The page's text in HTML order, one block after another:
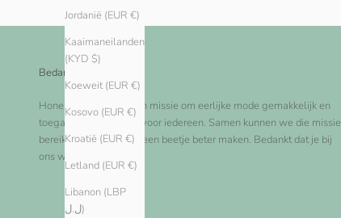
Jordanië (EUR €)
Kaaimaneilanden
(KYD $)
Koeweit (EUR €)
Kosovo (EUR €)
Kroatië (EUR €)
Letland (EUR €)
Libanon (LBP
ل.ل)
Bedankt!
Honest Basics is op een missie om eerlijke mode gemakkelijk en
toegankelijk te maken voor iedereen. Samen kunnen we die missie
bereiken en de wereld een beetje beter maken. Bedankt dat je bij
ons winkelt!